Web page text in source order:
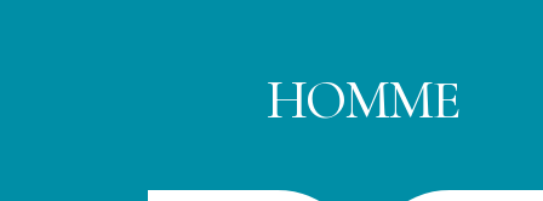
HOMME